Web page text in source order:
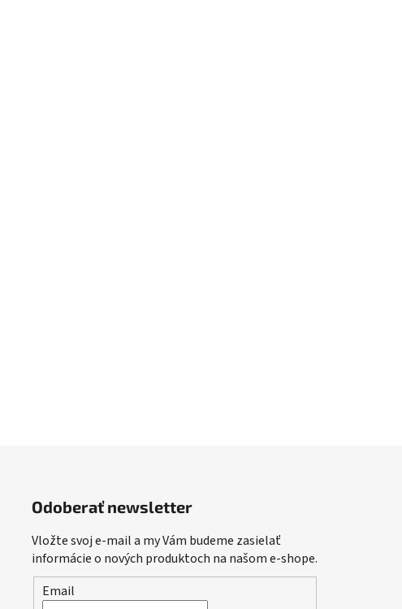
Odoberať newsletter
Vložte svoj e-mail a my Vám budeme zasielať
informácie o nových produktoch na našom e-shope.
Email